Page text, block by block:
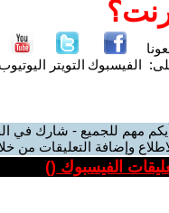
الفيسبوك التويتر اليوتيوب
مهم للجميع - شارك في
وإضافة التعليقات من
الفيسبوك ()